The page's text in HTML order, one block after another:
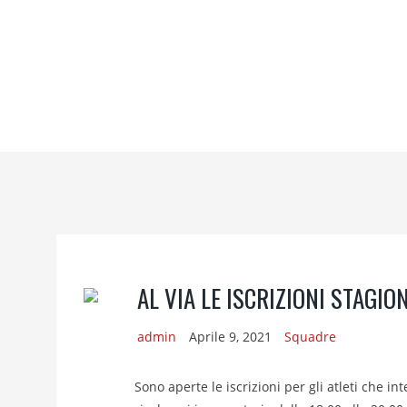
AL VIA LE ISCRIZIONI
admin Aprile 9, 2021 Squadre
Sono aperte le iscrizioni per gli atleti che